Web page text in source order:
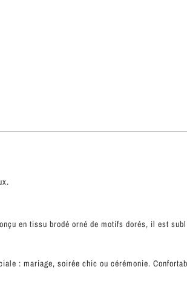
en tissu brodé orné de motifs dorés, il est
: mariage, soirée chic ou cérémonie.